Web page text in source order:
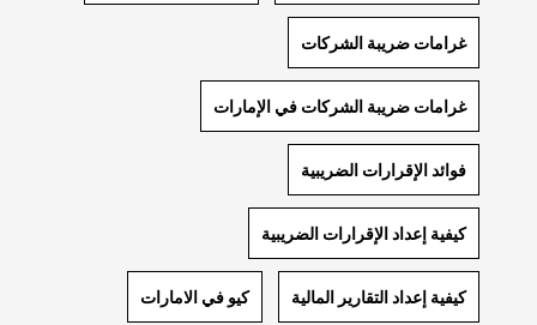
غرامات ضريبة الشركات
غرامات ضريبة الشركات في الإمارات
فوائد الإقرارات الضريبية
كيفية إعداد الإقرارات الضريبية
كيفية إعداد التقارير المالية كيو في الامارات